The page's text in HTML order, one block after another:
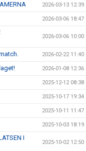
2026-03-13 12:39
2026-03-06 18:47
2026-03-06 10:00
2026-02-22 11:40
2026-01-08 12:36
2025-12-12 08:38
2025-10-17 19:34
2025-10-11 11:47
2025-10-03 18:19
I
2025-10-02 12:50